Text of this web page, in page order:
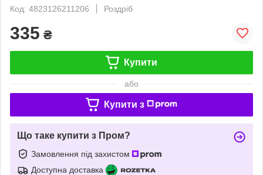
Код: 4823126211206
Роздріб
335 ₴
Купити
або
Купити з
Що таке купити з Пром?
Замовлення під захистом
Доступна доставка